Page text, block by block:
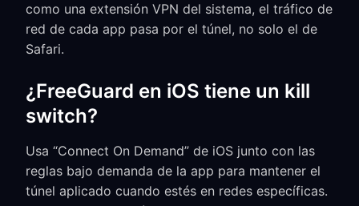
como una extensión VPN del sistema, el tráfico de
red de cada app pasa por el túnel, no solo el de
Safari.
¿FreeGuard en iOS tiene un kill
switch?
Usa “Connect On Demand” de iOS junto con las
reglas bajo demanda de la app para mantener el
túnel aplicado cuando estés en redes específicas.